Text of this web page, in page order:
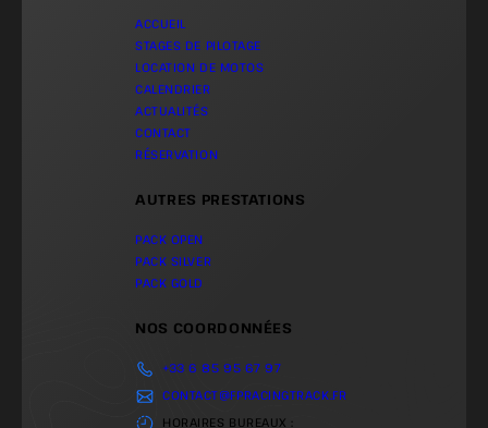
ACCUEIL
STAGES DE PILOTAGE
LOCATION DE MOTOS
CALENDRIER
ACTUALITÉS
CONTACT
RÉSERVATION
AUTRES PRESTATIONS
PACK OPEN
PACK SILVER
PACK GOLD
NOS COORDONNÉES
+33 6 85 95 67 97
CONTACT@FPRACINGTRACK.FR
HORAIRES BUREAUX :